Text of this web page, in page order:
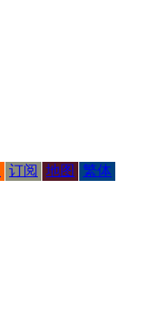
订阅 地图 繁体